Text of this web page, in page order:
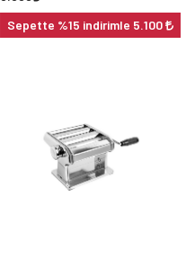
Sepette %15 indirimle 5.100